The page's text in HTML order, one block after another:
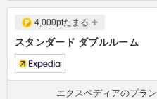
4,000ptたまる
スタンダード ダブルルーム
エクスペディアのプラ